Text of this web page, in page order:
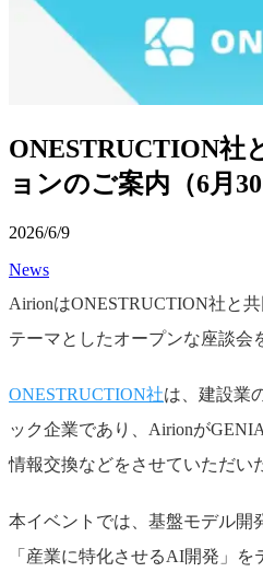
ONESTRUCTION社
ョンのご案内（6月30
2026/6/9
News
AirionはONESTRUCTION社と
テーマとしたオープンな座談会
ONESTRUCTION社は、建設業
ック企業であり、Airionが
情報交換などをさせていただい
本イベントでは、基盤モデル開
「産業に特化させるAI開発」